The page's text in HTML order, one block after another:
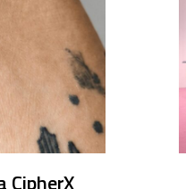
CipherX